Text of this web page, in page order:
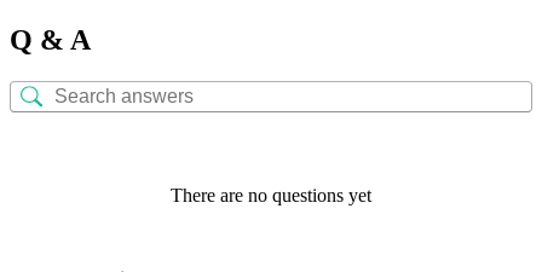
Q & A
There are no questions yet